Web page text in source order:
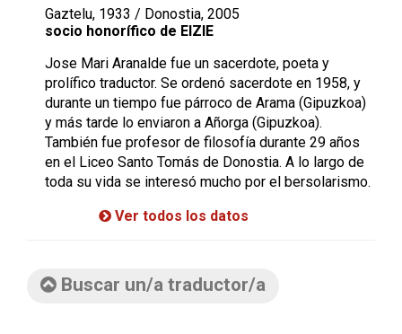
Gaztelu, 1933 / Donostia, 2005
socio honorífico de EIZIE
Jose Mari Aranalde fue un sacerdote, poeta y
prolífico traductor. Se ordenó sacerdote en 1958, y
durante un tiempo fue párroco de Arama (Gipuzkoa)
y más tarde lo enviaron a Añorga (Gipuzkoa).
También fue profesor de filosofía durante 29 años
en el Liceo Santo Tomás de Donostia. A lo largo de
toda su vida se interesó mucho por el bersolarismo.
Ver todos los datos
Buscar un/a traductor/a